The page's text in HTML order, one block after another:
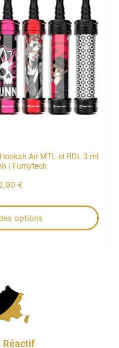
Air MTL et RDL 3 ml
| Fumytech
€
options
Réactif